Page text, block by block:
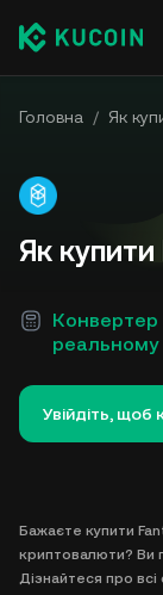
Головна / Як
Як
Конвертер
реальному
Увійдіть, щоб
Бажаєте купити
криптовалюти? Ви
Дізнайтеся про